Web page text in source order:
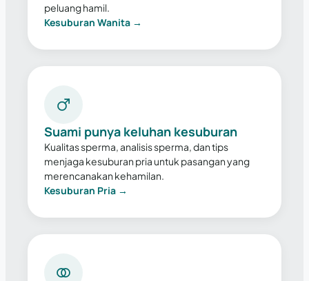
peluang hamil.
Kesuburan Wanita →
Suami punya keluhan kesuburan
Kualitas sperma, analisis sperma, dan tips
menjaga kesuburan pria untuk pasangan yang
merencanakan kehamilan.
Kesuburan Pria →